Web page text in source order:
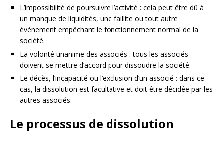
L’impossibilité de poursuivre l’activité : cela peut être dû à
un manque de liquidités, une faillite ou tout autre
événement empêchant le fonctionnement normal de la
société.
La volonté unanime des associés : tous les associés
doivent se mettre d’accord pour dissoudre la société.
Le décès, l’incapacité ou l’exclusion d’un associé : dans ce
cas, la dissolution est facultative et doit être décidée par les
autres associés.
Le processus de dissolution